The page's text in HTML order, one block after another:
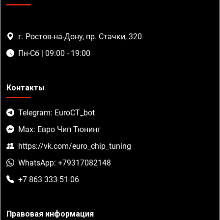
г. Ростов-на-Дону, пр. Стачки, 320
Пн-Сб | 09:00 - 19:00
Контакты
Telegram: EuroCT_bot
Max: Евро Чип Тюнинг
https://vk.com/euro_chip_tuning
WhatsApp: +79317082148
+7 863 333-51-06
Правовая информация